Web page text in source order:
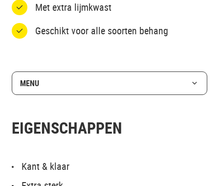
Met extra lijmkwast
Geschikt voor alle soorten behang
MENU
EIGENSCHAPPEN
Kant & klaar